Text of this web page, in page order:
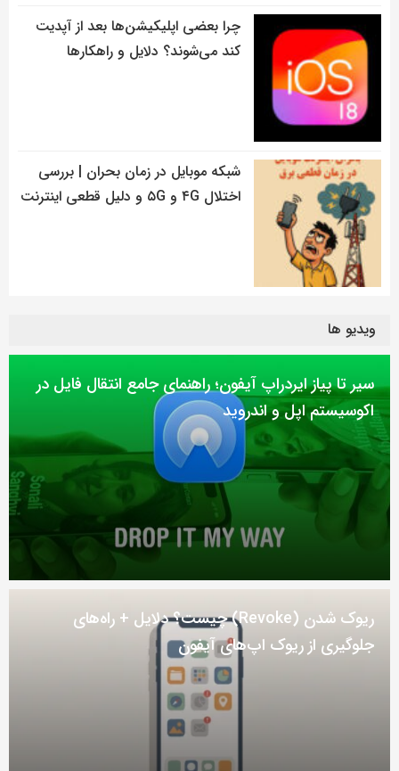
چرا بعضی اپلیکیشن‌ها بعد از آپدیت
کند می‌شوند؟ دلایل و راهکارها
شبکه موبایل در زمان بحران | بررسی
اختلال ۴G و ۵G و دلیل قطعی اینترنت
ویدیو ها
سیر تا پیاز ایردراپ آیفون؛ راهنمای جامع انتقال فایل در
اکوسیستم اپل و اندروید
ریوک شدن (Revoke) چیست؟ دلایل + راه‌های
جلوگیری از ریوک اپ‌های آیفون